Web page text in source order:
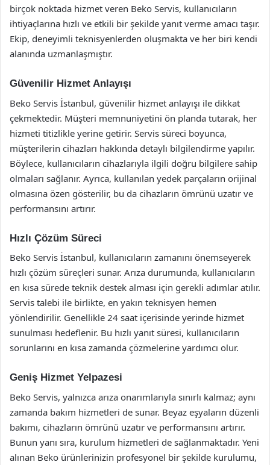
birçok noktada hizmet veren Beko Servis, kullanıcıların
ihtiyaçlarına hızlı ve etkili bir şekilde yanıt verme amacı taşır.
Ekip, deneyimli teknisyenlerden oluşmakta ve her biri kendi
alanında uzmanlaşmıştır.
Güvenilir Hizmet Anlayışı
Beko Servis İstanbul, güvenilir hizmet anlayışı ile dikkat
çekmektedir. Müşteri memnuniyetini ön planda tutarak, her
hizmeti titizlikle yerine getirir. Servis süreci boyunca,
müşterilerin cihazları hakkında detaylı bilgilendirme yapılır.
Böylece, kullanıcıların cihazlarıyla ilgili doğru bilgilere sahip
olmaları sağlanır. Ayrıca, kullanılan yedek parçaların orijinal
olmasına özen gösterilir, bu da cihazların ömrünü uzatır ve
performansını artırır.
Hızlı Çözüm Süreci
Beko Servis İstanbul, kullanıcıların zamanını önemseyerek
hızlı çözüm süreçleri sunar. Arıza durumunda, kullanıcıların
en kısa sürede teknik destek alması için gerekli adımlar atılır.
Servis talebi ile birlikte, en yakın teknisyen hemen
yönlendirilir. Genellikle 24 saat içerisinde yerinde hizmet
sunulması hedeflenir. Bu hızlı yanıt süresi, kullanıcıların
sorunlarını en kısa zamanda çözmelerine yardımcı olur.
Geniş Hizmet Yelpazesi
Beko Servis, yalnızca arıza onarımlarıyla sınırlı kalmaz; aynı
zamanda bakım hizmetleri de sunar. Beyaz eşyaların düzenli
bakımı, cihazların ömrünü uzatır ve performansını artırır.
Bunun yanı sıra, kurulum hizmetleri de sağlanmaktadır. Yeni
alınan Beko ürünlerinizin profesyonel bir şekilde kurulumu,